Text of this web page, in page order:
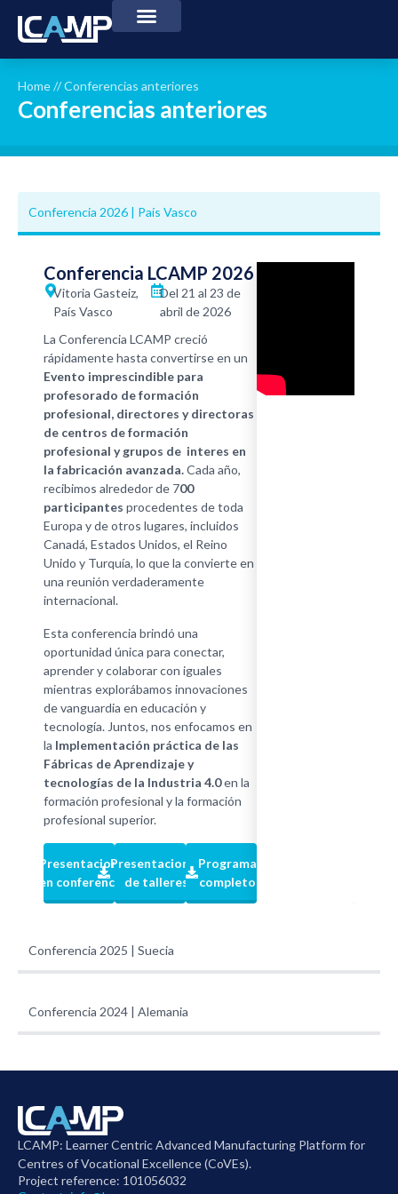
Home//Conferencias anteriores
Conferencias anteriores
Conferencia 2026 | País Vasco
Conferencia 2025 | Suecia
Conferencia 2024 | Alemania
Conferencia LCAMP 2026
Vitoria Gasteiz,
País Vasco
Del 21 al 23 de
abril de 2026
La Conferencia LCAMP creció
rápidamente hasta convertirse en un
Evento imprescindible para
profesorado de formación
profesional, directores y directoras
de centros de formación
profesional y grupos de interes en
la fabricación avanzada.Cada año,
recibimos alrededor de 700
participantes procedentes de toda
Europa y de otros lugares, incluidos
Canadá, Estados Unidos, el Reino
Unido y Turquía, lo que la convierte en
una reunión verdaderamente
internacional.
Esta conferencia brindó una
oportunidad única para conectar,
aprender y colaborar con iguales
mientras explorábamos innovaciones
de vanguardia en educación y
tecnología. Juntos, nos enfocamos en
la Implementación práctica de las
Fábricas de Aprendizaje y
tecnologías de la Industria 4.0en la
formación profesional y la formación
profesional superior.
Presentaciones
en conferencias
Presentaciones
de talleres
Programa
completo
LCAMP: Learner Centric Advanced Manufacturing Platform for
Centres of Vocational Excellence (CoVEs).
Project reference: 101056032